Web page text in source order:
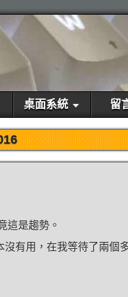
桌面系統 留
這是趨勢。
有用，在我等待了兩個